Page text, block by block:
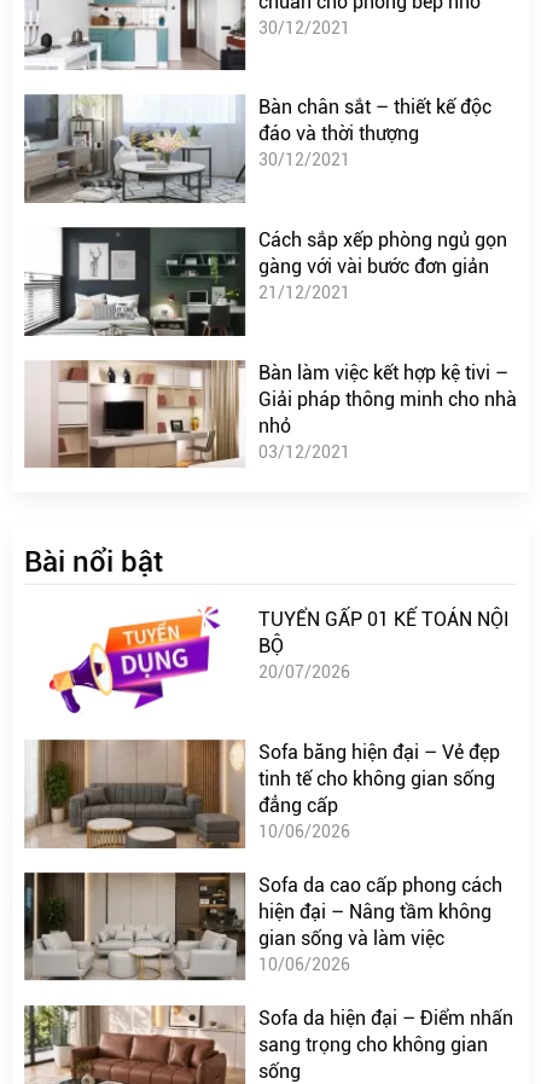
30/12/2021
Bàn chân sắt – thiết kế độc
đáo và thời thượng
30/12/2021
Cách sắp xếp phòng ngủ gọn
gàng với vài bước đơn giản
21/12/2021
Bàn làm việc kết hợp kệ tivi –
Giải pháp thông minh cho nhà
nhỏ
03/12/2021
Bài nổi bật
TUYỂN GẤP 01 KẾ TOÁN NỘI
BỘ
20/07/2026
Sofa băng hiện đại – Vẻ đẹp
tinh tế cho không gian sống
đẳng cấp
10/06/2026
Sofa da cao cấp phong cách
hiện đại – Nâng tầm không
gian sống và làm việc
10/06/2026
Sofa da hiện đại – Điểm nhấn
sang trọng cho không gian
sống